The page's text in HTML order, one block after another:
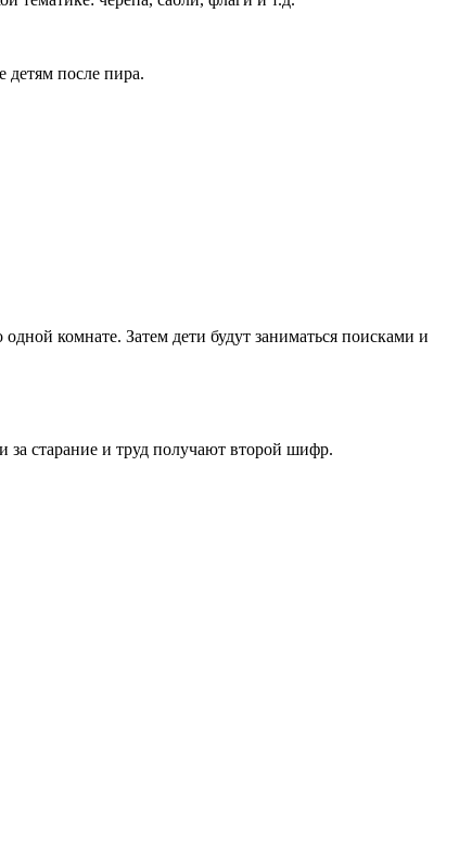
детям после пира.
комнате. Затем дети будут заниматься поисками и
за старание и труд получают второй шифр.